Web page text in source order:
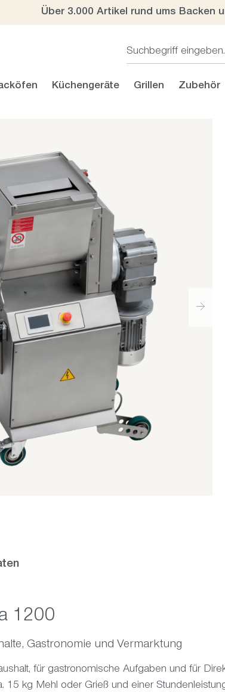
Über 3.000 Artikel rund ums Backen
Küchengeräte Grillen Zubehör
1200
Gastronomie und Vermarktung
für gastronomische Aufgaben und für
15 kg Mehl oder Grieß und einer